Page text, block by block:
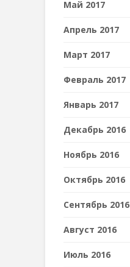
Май 2017
Апрель 2017
Март 2017
Февраль 2017
Январь 2017
Декабрь 2016
Ноябрь 2016
Октябрь 2016
Сентябрь 2016
Август 2016
Июль 2016